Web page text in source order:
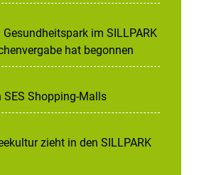
im SILLPARK
hat begonnen
Shopping-Malls
zieht in den SILLPARK